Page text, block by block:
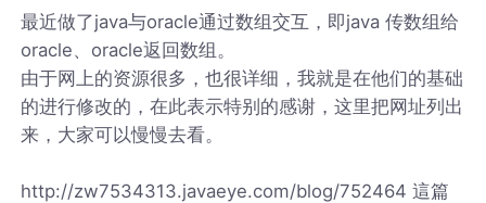
最近做了java与oracle通过数组交互，即java 传数组给
oracle、oracle返回数组。
由于网上的资源很多，也很详细，我就是在他们的基础
的进行修改的，在此表示特别的感谢，这里把网址列出
来，大家可以慢慢去看。
http://zw7534313.javaeye.com/blog/752464 這篇